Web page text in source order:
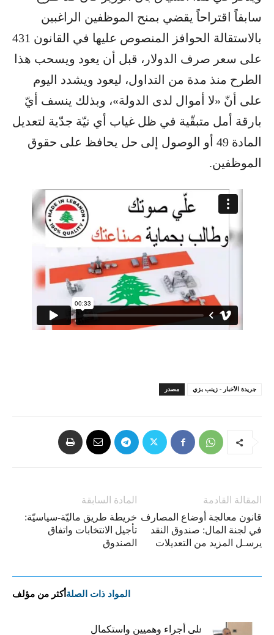
سابقاً اقتراحاً يقضي بمنح الموظفين الراغبين
بالاستقالة الحوافز المنصوص عليها في القانون 431
على سعر صرف الدولار، قبل أن يعود ويسحب هذا
الطرح منذ مدة من التداول، ليعود ويشدد اليوم
على أنّ «لا أموال لدى الدولة»، وبذلك ينسف أيّ
بارقة أمل متبقّية في ظل غياب أي نيّة جدّية لتعديل
المادة 49 أو الوصول إلى حل يحافظ على حقوق
الموظفين.
مصدر جريدة الأخبار - زينب بزي
المادة السابقة
خريطة طريق ماليّة-سياسيّة:
تأجيل الانتخابات واتفاق
الصندوق
المقالة القادمة
قانون معالجة أوضاع المصارف
في لجنة المال: صندوق النقد
يرسـل المزيد من التعديلات
المواد ذات الصلة أكثر من مؤلف
كركي: الادّعاء على أجراء وهميين واستكمال